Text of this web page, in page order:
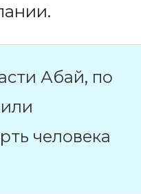
Абай, по
человека